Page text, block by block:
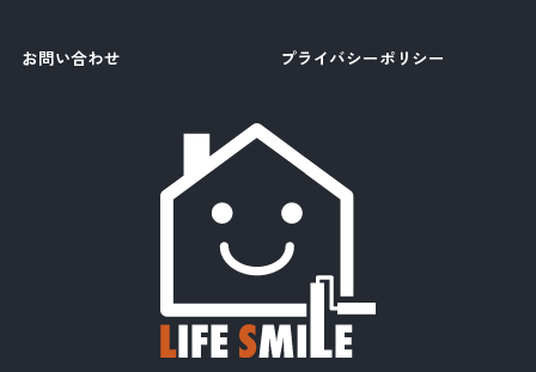
お問い合わせ プライバシーポリシー